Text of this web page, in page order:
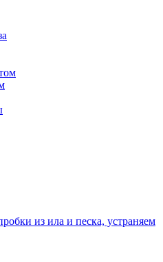
из ила и песка, устраняем